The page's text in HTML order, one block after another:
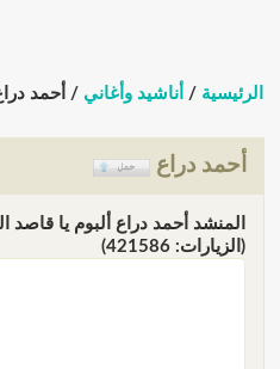
الرئيسية / أناشيد وأغاني / أحمد
أحمد دراع
(الزيارات: 421586)